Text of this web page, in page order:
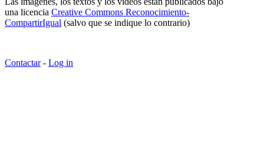
una licencia Creative Commons Reconocimiento-
CompartirIgual (salvo que se indique lo contrario)
Contactar- Log in